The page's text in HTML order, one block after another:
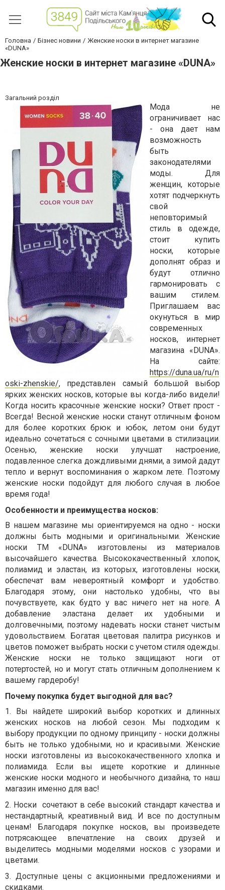
Головна Бізнес новини
Женские носки в интернет магазине
«DUNA»
Женские носки в интернет магазине «DUNA»
Загальний розділ
Мода не
ограничивает нас
- она ​​дает нам
возможность
быть
законодателями
моды. Для
женщин, которые
хотят подчеркнуть
свой
неповторимый
стиль в одежде,
стоит купить
носки, которые
дополнят образ и
будут отлично
гармонировать с
вашим стилем.
Приглашаем вас
окунуться в мир
современных
носков, интернет
магазина «DUNA».
На сайте:
https://duna.ua/ru/n
oski-zhenskie/, представлен самый большой выбор
ярких женских носков, которые вы когда-либо видели!
Когда носить красочные женские носки? Ответ прост -
Всегда! Весной женские носки станут отличным фоном
для более коротких брюк и юбок, летом они будут
идеально сочетаться с сочными цветами в стилизации.
Осенью, женские носки улучшат настроение,
подавленное слегка дождливыми днями, а зимой дадут
тепло и вернут воспоминания о жарком лете. Поэтому
женские носки подойдут для любого случая в любое
время года!
Особенности и преимущества носков:
В нашем магазине мы ориентируемся на одно - носки
должны быть модными и оригинальными. Женские
носки ТМ «DUNA» изготовлены из материалов
высочайшего качества. Высококачественный хлопок,
полиамид и эластан, из которых, изготовлены носки,
обеспечат вам невероятный комфорт и удобство.
Благодаря этому, они настолько удобны, что вы
почувствуете, как будто у вас ничего нет на ноге. А
добавление эластана делает их удобными и
долговечными, поэтому надевать носки станет чистым
удовольствием. Богатая цветовая палитра рисунков и
цветов поможет выбрать носки с учетом стиля одежды.
Женские носки не только защищают ноги от
потертостей, но и могут стать отличным дополнением к
вашему гардеробу!
Почему покупка будет выгодной для вас?
1. Вы найдете широкий выбор коротких и длинных
женских носков на любой сезон. Мы подходим к
выбору продукции по одному принципу - носки должны
быть не только удобными, но и красивыми. Женские
носки изготовлены из высококачественного хлопка и
полиамида. Если вы ищете короткие и длинные
женские носки модного и необычного дизайна, то наш
магазин именно для вас!
2. Носки сочетают в себе высокий стандарт качества и
нестандартный, креативный вид. И все по доступным
ценам! Благодаря покупке носков, вы произведете
потрясающее впечатление на своих друзей и
выделитесь модными моделями носков с узорами и
цветами.
3. Доступные цены с акционными предложениями и
скидками.